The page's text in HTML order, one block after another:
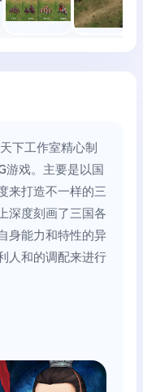
下工作室精心制
游戏。主要是以国
来打造不一样的三
深度刻画了三国各
身能力和特性的异
人和的调配来进行